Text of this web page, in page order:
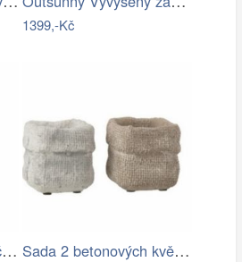
1399,-Kč
Keter Závěsný květináč Sphere antracit,… Sada 2 betonových květináčů Ciment – 8*…